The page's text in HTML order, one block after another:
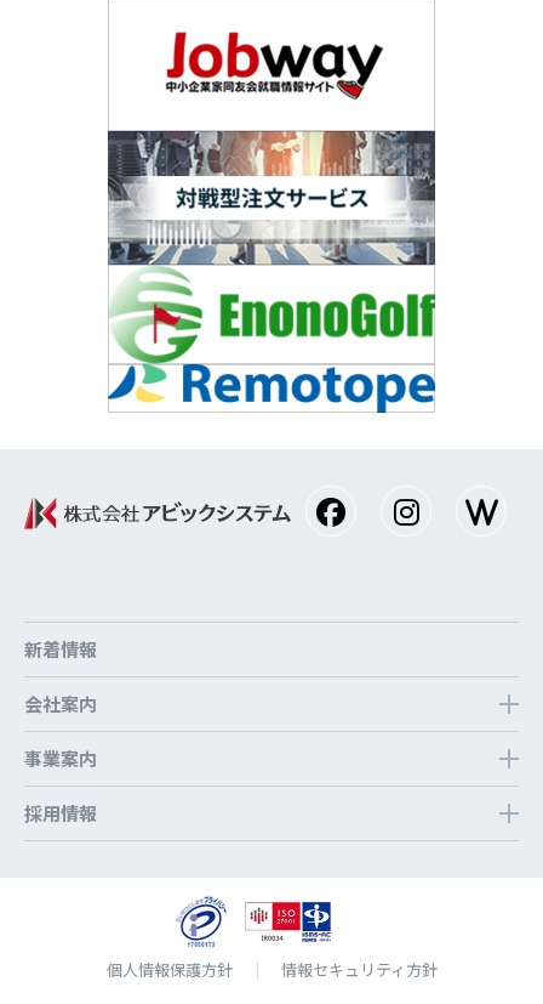
新着情報
会社案内
事業案内
採⽤情報
個⼈情報保護⽅針 情報セキュリティ方針